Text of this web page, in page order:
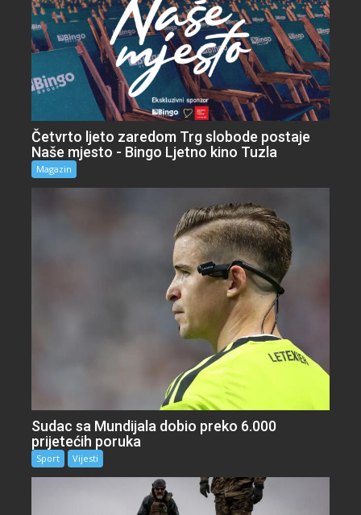
Četvrto ljeto zaredom Trg slobode postaje
Naše mjesto - Bingo Ljetno kino Tuzla
Magazin
Sudac sa Mundijala dobio preko 6.000
prijetećih poruka
Sport Vijesti